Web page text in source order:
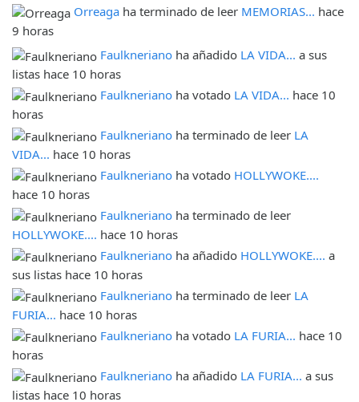
Orreaga ha terminado de leer MEMORIAS... hace
9 horas
Faulkneriano ha añadido LA VIDA... a sus
listas hace 10 horas
Faulkneriano ha votado LA VIDA... hace 10
horas
Faulkneriano ha terminado de leer LA
VIDA... hace 10 horas
Faulkneriano ha votado HOLLYWOKE....
hace 10 horas
Faulkneriano ha terminado de leer
HOLLYWOKE.... hace 10 horas
Faulkneriano ha añadido HOLLYWOKE.... a
sus listas hace 10 horas
Faulkneriano ha terminado de leer LA
FURIA... hace 10 horas
Faulkneriano ha votado LA FURIA... hace 10
horas
Faulkneriano ha añadido LA FURIA... a sus
listas hace 10 horas